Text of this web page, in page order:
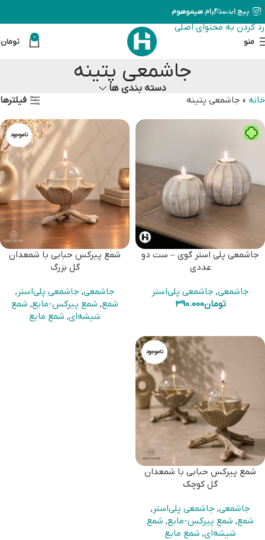
رد کردن به ناوبری
رد کردن به محتوای اصلی
پیج اینستاگرام هیموهوم
منو 0 تومان
جاشمعی پتینه
دسته بندی ها
خانه » جاشمعی پتینه فیلترها
جاشمعی پلی استر گوی – ست دو
عددی
جاشمعی, جاشمعی پلی‌استر
تومان390.000
ناموجود
شمع پیرکس حبابی با شمعدان
گل بزرگ
جاشمعی, جاشمعی پلی‌استر ,
شمع, شمع پیرکس-مایع, شمع
شیشه‌ای, شمع مایع
ناموجود
شمع پیرکس حبابی با شمعدان
گل کوچک
جاشمعی, جاشمعی پلی‌استر ,
شمع, شمع پیرکس-مایع, شمع
شیشه‌ای, شمع مایع